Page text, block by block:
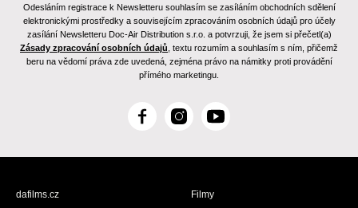
Odesláním registrace k Newsletteru souhlasím se zasíláním obchodních sdělení
elektronickými prostředky a souvisejícím zpracováním osobních údajů pro účely
zasílání Newsletteru Doc-Air Distribution s.r.o. a potvrzuji, že jsem si přečetl(a)
Zásady zpracování osobních údajů , textu rozumím a souhlasím s ním, přičemž
beru na vědomí práva zde uvedená, zejména právo na námitky proti provádění
přímého marketingu.
F
c
I
s
Y
u
dafilms.cz
Filmy